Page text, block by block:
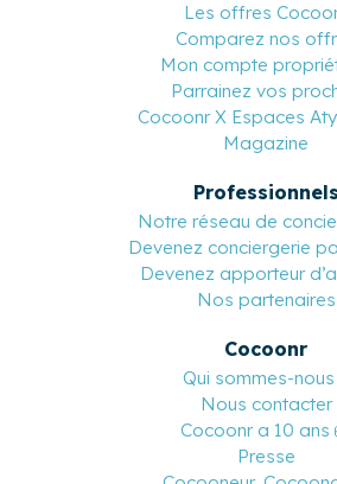
Les offres
Comparez nos
Mon compte
Parrainez vos
Cocoonr X Espaces
Magazine
Professionnels
Notre réseau de
Devenez conciergerie
Devenez apporteur
Nos partenaires
Cocoonr
Qui sommes-nous
Nous contacter
Cocoonr a 10 ans
Presse